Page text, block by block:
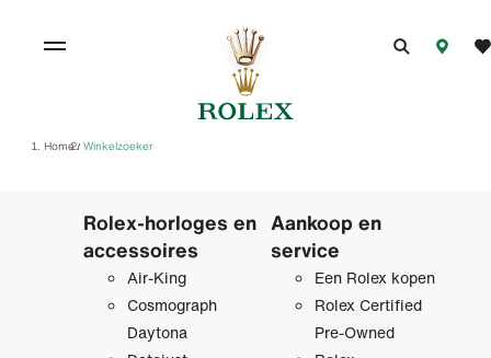
Home/ Winkelzoeker
Rolex-horloges en
accessoires
Air-King
Cosmograph
Daytona
Aankoop en
service
Een Rolex kopen
Rolex Certified
Pre‑Owned